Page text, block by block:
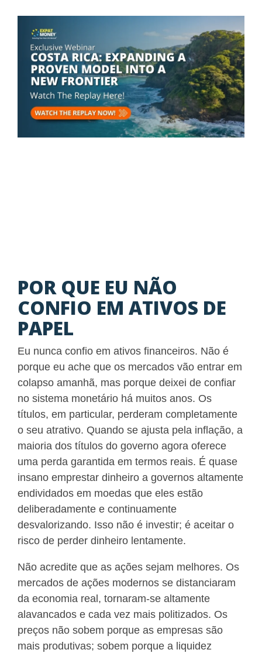
POR QUE EU NÃO
CONFIO EM ATIVOS DE
PAPEL
Eu nunca confio em ativos financeiros. Não é
porque eu ache que os mercados vão entrar em
colapso amanhã, mas porque deixei de confiar
no sistema monetário há muitos anos. Os
títulos, em particular, perderam completamente
o seu atrativo. Quando se ajusta pela inflação, a
maioria dos títulos do governo agora oferece
uma perda garantida em termos reais. É quase
insano emprestar dinheiro a governos altamente
endividados em moedas que eles estão
deliberadamente e continuamente
desvalorizando. Isso não é investir; é aceitar o
risco de perder dinheiro lentamente.
Não acredite que as ações sejam melhores. Os
mercados de ações modernos se distanciaram
da economia real, tornaram-se altamente
alavancados e cada vez mais politizados. Os
preços não sobem porque as empresas são
mais produtivas; sobem porque a liquidez